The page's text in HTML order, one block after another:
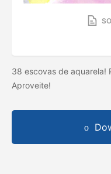
38 escovas de aquarela!
Aproveite!